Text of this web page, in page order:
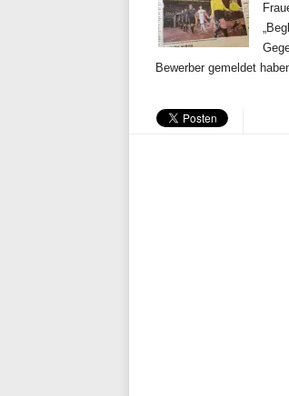
Bewerber gemeldet